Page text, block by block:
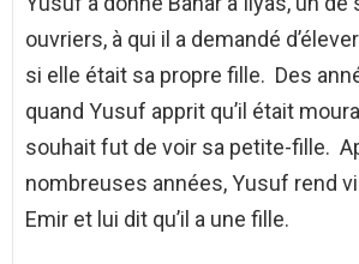
ouvriers, à qui il a demandé
si elle était sa propre fille. Des
quand Yusuf apprit qu’il était
souhait fut de voir sa petite-fille.
nombreuses années, Yusuf rend
Emir et lui dit qu’il a une fille.